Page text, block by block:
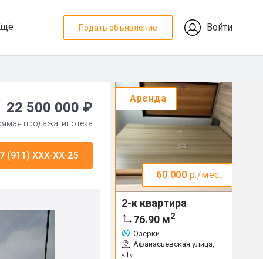
Подать объявление Войти
22 500 000 ₽
продажа, ипотека
(911) XXX-XX-25
Аренда
60 000 р./мес.
2-к квартира
76.90 м2
Озерки
Афанасьевская улица,
«1»